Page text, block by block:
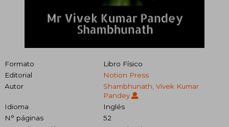
Formato
Libro Físico
Editorial
Notion Press
Autor
Shambhunath, Vivek Kumar
Pandey
Idioma
Inglés
N° páginas
52